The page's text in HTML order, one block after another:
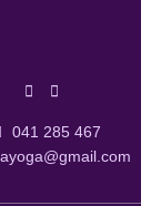
041 285 467